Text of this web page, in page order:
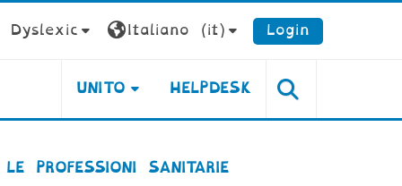
Italiano ‎(it)‎ Login
UNITO HELPDESK
PROFESSIONI SANITARIE